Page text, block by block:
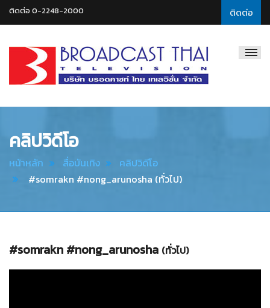
ติดต่อ
ติดต่อ 0-2248-2000
Thai
คลิปวิดีโอ
หน้าหลัก สื่อบันเทิง
คลิปวิดีโอ
#somrakn #nong_arunosha (ทั่วไป)
#somrakn #nong_arunosha (ทั่วไป)